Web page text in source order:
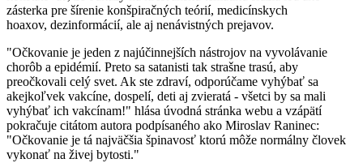
zásterka pre šírenie konšpiračných teórií, medicínskych
hoaxov, dezinformácií, ale aj nenávistných prejavov.
"Očkovanie je jeden z najúčinnejších nástrojov na vyvolávanie
chorôb a epidémií. Preto sa satanisti tak strašne trasú, aby
preočkovali celý svet. Ak ste zdraví, odporúčame vyhýbať sa
akejkoľvek vakcíne, dospelí, deti aj zvieratá - všetci by sa mali
vyhýbať ich vakcínam!" hlása úvodná stránka webu a vzápätí
pokračuje citátom autora podpísaného ako Miroslav Raninec:
"Očkovanie je tá najväčšia špinavosť ktorú môže normálny človek
vykonať na živej bytosti."